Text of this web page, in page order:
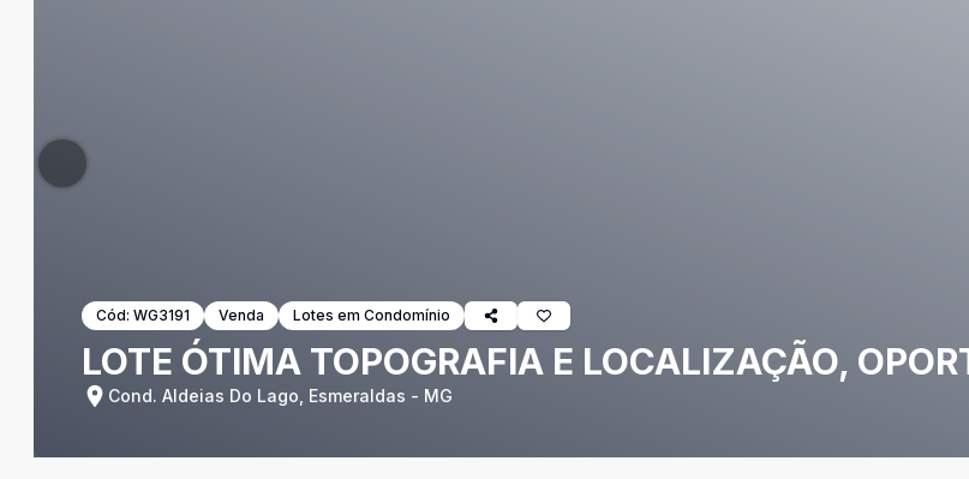
Cód: WG3191 Venda Lotes em Condomínio
LOTE ÓTIMA TOPOGRAFIA E LOCALIZAÇÃO,
Cond. Aldeias Do Lago, Esmeraldas - MG